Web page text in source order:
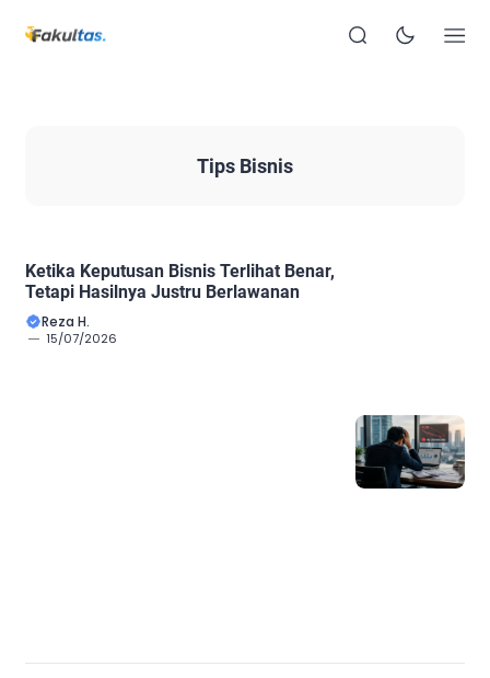
Tips Bisnis
Ketika Keputusan Bisnis Terlihat Benar,
Tetapi Hasilnya Justru Berlawanan
Reza H.
15/07/2026